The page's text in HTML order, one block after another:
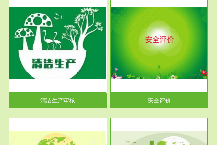
清洁生产审核
服务范围
安全评价
安全评价安全评价目的是查找、
分析和预测工程、系统、生产经
营活...
安全评价